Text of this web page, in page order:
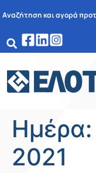
Αναζήτηση και αγορά
Ημέρα:
2021